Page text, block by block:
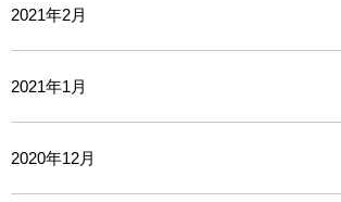
2021年2月
2021年1月
2020年12月